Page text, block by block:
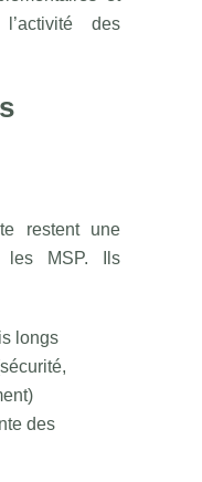
des
restent une
les MSP. Ils
longs
des